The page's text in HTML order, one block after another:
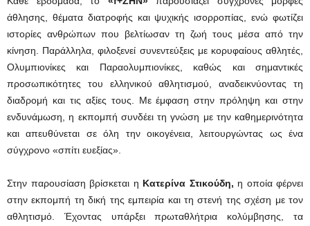
άθλησης, θέματα διατροφής και ψυχικής ισορροπίας, ενώ φωτίζει
ιστορίες ανθρώπων που βελτίωσαν τη ζωή τους μέσα από την
κίνηση. Παράλληλα, φιλοξενεί συνεντεύξεις με κορυφαίους αθλητές,
Ολυμπιονίκες και Παραολυμπιονίκες, καθώς και σημαντικές
προσωπικότητες του ελληνικού αθλητισμού, αναδεικνύοντας τη
διαδρομή και τις αξίες τους. Με έμφαση στην πρόληψη και στην
ενδυνάμωση, η εκπομπή συνδέει τη γνώση με την καθημερινότητα
και απευθύνεται σε όλη την οικογένεια, λειτουργώντας ως ένα
σύγχρονο «σπίτι ευεξίας».
Στην παρουσίαση βρίσκεται η Κατερίνα Στικούδη, η οποία φέρνει
στην εκπομπή τη δική της εμπειρία και τη στενή της σχέση με τον
αθλητισμό. Έχοντας υπάρξει πρωταθλήτρια κολύμβησης, τα